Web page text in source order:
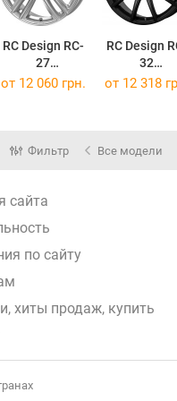
RC Design RC-
27
8x19/5x108 ET45 DIA63,4
RC Design
32
7,5x19/
от 12 060 грн. от 12 318
Фильтр Все модели
сайта
по сайту
хиты продаж, купить